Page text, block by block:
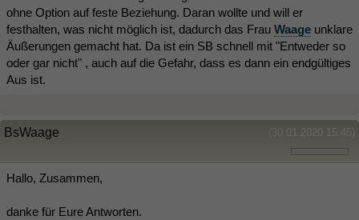
ohne Option auf feste Beziehung. Daran wollte und will er
festhalten, was nicht möglich ist, dadurch das Frau Waage unklare
Äußerungen gemacht hat. Da ist ein SB schnell mit "Entweder so
oder gar nicht" , auch auf die Gefahr, dass es dann ein endgültiges
Aus ist.
(30.01.2020 15:45)
BsWaage
Hallo, Zusammen,
danke für Eure Antworten.